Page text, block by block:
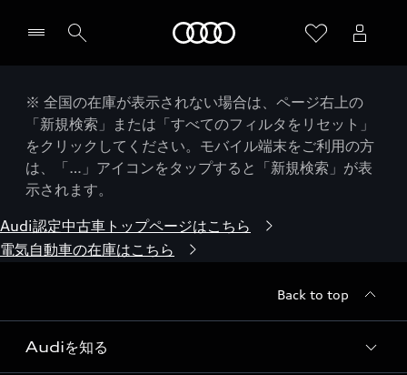
※ 全国の在庫が表示されない場合は、ページ右上の
「新規検索」または「すべてのフィルタをリセット」
をクリックしてください。モバイル端末をご利用の方
は、「…」アイコンをタップすると「新規検索」が表
示されます。
Audi認定中古車トップページはこちら
電気自動車の在庫はこちら
Back to top
Audiを知る